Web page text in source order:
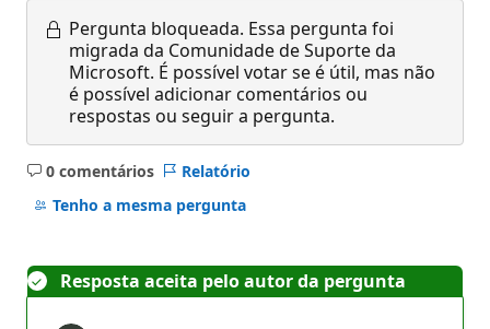
Pergunta bloqueada. Essa pergunta foi
migrada da Comunidade de Suporte da
Microsoft. É possível votar se é útil, mas não
é possível adicionar comentários ou
respostas ou seguir a pergunta.
0 comentários
Sem
comentários
Relatório
Tenho a mesma pergunta
Resposta aceita pelo autor da pergunta